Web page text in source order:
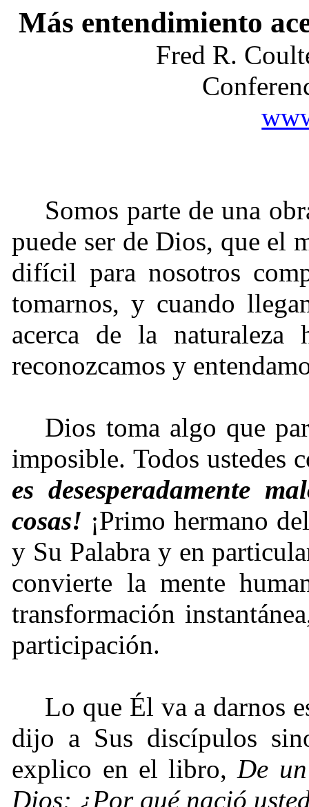
Más entendimiento
Fred R.
Somos parte de una
puede ser de Dios, que el
difícil para nosotros
tomarnos, y cuando
acerca de la
reconozcamos y
Dios toma algo que
imposible. Todos ustedes
es desesperadamente
cosas! ¡Primo hermano
y Su Palabra y en
convierte la mente
transformación
participación.
Lo que Él va a darnos
dijo a Sus discípulos
explico en el libro,De
Dios: ¿Por qué nació